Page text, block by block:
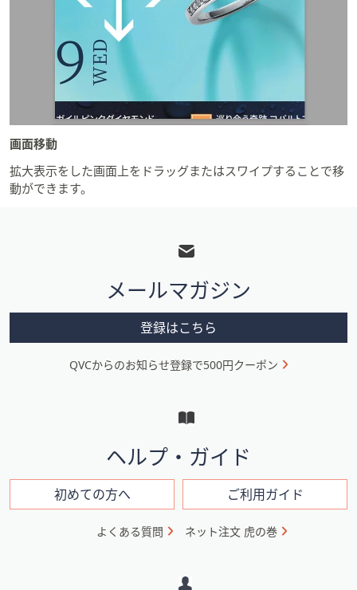
画面移動
拡大表示をした画面上をドラッグまたはスワイプすることで移
動ができます。
メ
ニ
ン
メールマガジン
登録はこちら
QVCからのお知らせ登録で500円クーポン
ヘルプ・ガイド
初めての方へ ご利用ガイド
よくある質問 ネット注文 虎の巻